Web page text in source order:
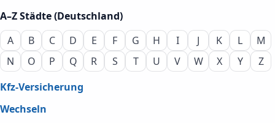
A–Z Städte (Deutschland)
A
B C D E F G H I J K L
M
N
O P Q R S T U V W X Y
Z
Kfz-Versicherung
Wechseln